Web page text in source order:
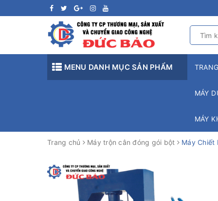
MENU DANH MỤC SẢN PHẨM
MÁY
MÁY
Trang chủ Máy trộn cân đóng gói bột Máy Chiết